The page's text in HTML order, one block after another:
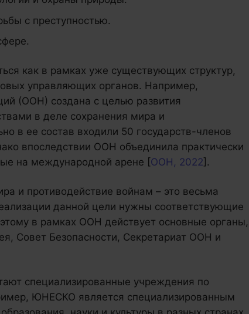
с преступностью.
как в рамках уже существующих структур,
управляющих органов. Например,
(ООН) создана с целью развития
в деле сохранения мира и
в ее состав входили 50 государств-членов
впоследствии ООН объединила практически
на международной арене [ ООН, 2022 ].
и противодействие войнам – это весьма
данной цели нужны соответствующие
в рамках ООН действует основные органы,
Совет Безопасности, Секретариат ООН и
специализированные учреждения по
ЮНЕСКО является специализированным